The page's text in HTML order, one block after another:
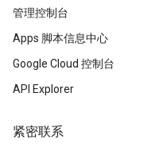
管理控制台
Apps 脚本信息中心
Google Cloud 控制台
API Explorer
紧密联系